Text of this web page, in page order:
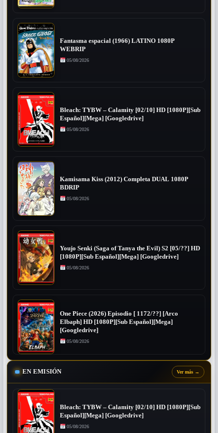
Fantasma espacial (1966) LATINO 1080P
WEBRIP
05/08/2026
Bleach: TYBW – Calamity [02/10] HD [1080P][Sub
Español][Mega] [Googledrive]
05/08/2026
Kamisama Kiss (2012) Completa DUAL 1080P
BDRIP
05/08/2026
Youjo Senki (Saga of Tanya the Evil) S2 [05/??] HD
[1080P][Sub Español][Mega] [Googledrive]
05/08/2026
One Piece (2026) Episodio [ 1172/??] [Arco
Elbaph] HD [1080P][Sub Español][Mega]
[Googledrive]
05/08/2026
EN EMISIÓN Ver más →
Bleach: TYBW – Calamity [02/10] HD [1080P][Sub
Español][Mega] [Googledrive]
05/08/2026